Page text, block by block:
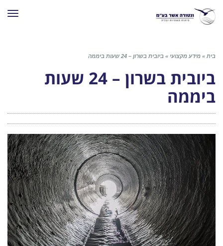
בית » מידע מקצועי » ביובית בשרון – 24 שעות ביממה
ביובית בשרון – 24 שעות
ביממה